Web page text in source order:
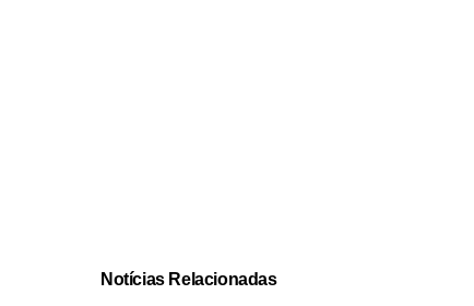
Notícias Relacionadas